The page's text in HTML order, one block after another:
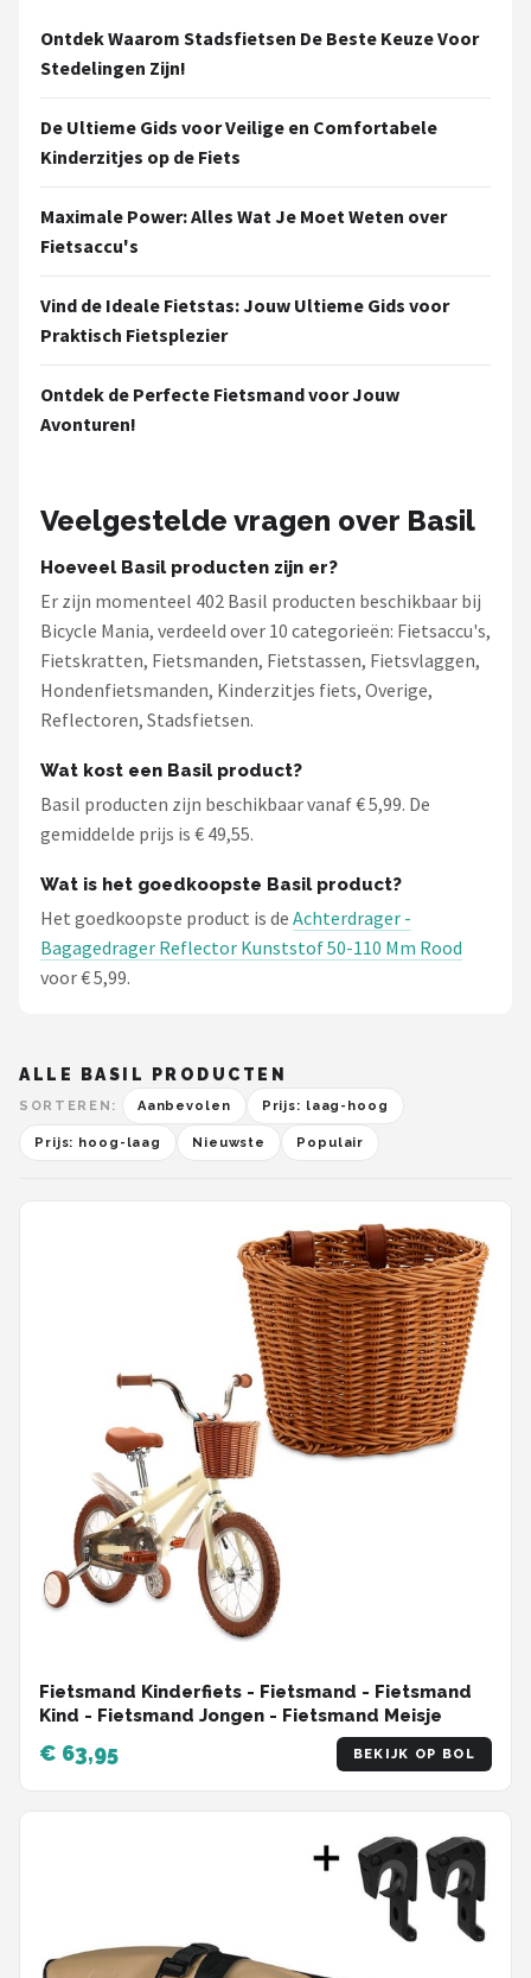
Ontdek Waarom Stadsfietsen De Beste Keuze Voor
Stedelingen Zijn!
De Ultieme Gids voor Veilige en Comfortabele
Kinderzitjes op de Fiets
Maximale Power: Alles Wat Je Moet Weten over
Fietsaccu's
Vind de Ideale Fietstas: Jouw Ultieme Gids voor
Praktisch Fietsplezier
Ontdek de Perfecte Fietsmand voor Jouw
Avonturen!
Veelgestelde vragen over Basil
Hoeveel Basil producten zijn er?
Er zijn momenteel 402 Basil producten beschikbaar bij
Bicycle Mania, verdeeld over 10 categorieën: Fietsaccu's,
Fietskratten, Fietsmanden, Fietstassen, Fietsvlaggen,
Hondenfietsmanden, Kinderzitjes fiets, Overige,
Reflectoren, Stadsfietsen.
Wat kost een Basil product?
Basil producten zijn beschikbaar vanaf € 5,99. De
gemiddelde prijs is € 49,55.
Wat is het goedkoopste Basil product?
Het goedkoopste product is de Achterdrager -
Bagagedrager Reflector Kunststof 50-110 Mm Rood
voor € 5,99.
ALLE BASIL PRODUCTEN
SORTEREN: Aanbevolen Prijs: laag-hoog
Prijs: hoog-laag Nieuwste Populair
Fietsmand Kinderfiets - Fietsmand - Fietsmand
Kind - Fietsmand Jongen - Fietsmand Meisje
€ 63,95 BEKIJK OP BOL